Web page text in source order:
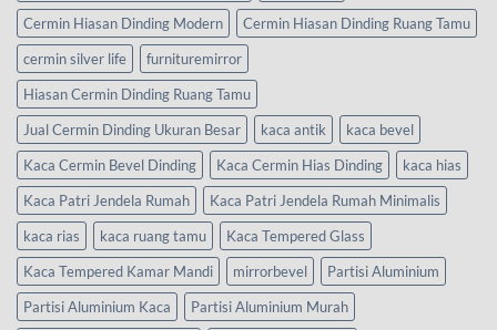
Cermin Hiasan Dinding Modern
Cermin Hiasan Dinding Ruang Tamu
cermin silver life
furnituremirror
Hiasan Cermin Dinding Ruang Tamu
Jual Cermin Dinding Ukuran Besar
kaca antik
kaca bevel
Kaca Cermin Bevel Dinding
Kaca Cermin Hias Dinding
kaca hias
Kaca Patri Jendela Rumah
Kaca Patri Jendela Rumah Minimalis
kaca rias
kaca ruang tamu
Kaca Tempered Glass
Kaca Tempered Kamar Mandi
mirrorbevel
Partisi Aluminium
Partisi Aluminium Kaca
Partisi Aluminium Murah